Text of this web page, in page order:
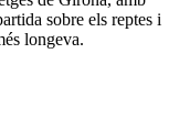
sobre els reptes i
longeva.